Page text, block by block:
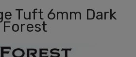
Tuft 6mm Dark
Forest